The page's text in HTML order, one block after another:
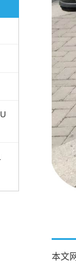
本文